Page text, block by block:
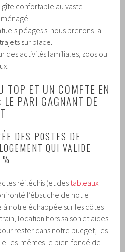
confortable au vaste
péages si nous prenons la
sur place.
des activités familiales, zoos ou
TOP ET UN COMPTE EN
LE PARI GAGNANT DE
DES POSTES DE
QUI VALIDE
réfléchis (et des tableaux
l’ébauche de notre
à notre échappée sur les côtes
location hors saison et aides
rester dans notre budget, les
mêmes le bien-fondé de